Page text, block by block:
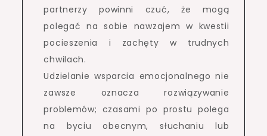
partnerzy powinni czuć, że mogą
polegać na sobie nawzajem w kwestii
pocieszenia i zachęty w trudnych
chwilach.
Udzielanie wsparcia emocjonalnego nie
zawsze oznacza rozwiązywanie
problemów; czasami po prostu polega
na byciu obecnym, słuchaniu lub